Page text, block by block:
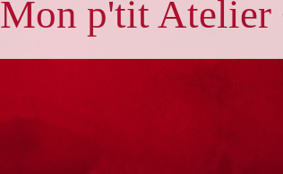
Mon p'tit Atelier